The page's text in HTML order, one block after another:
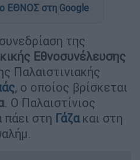
ΕΘΝΟΣ στη Google
της
Εθνοσυνέλευσης
Παλαιστινιακής
, ο οποίος βρίσκεται
. Ο Παλαιστίνιος
πάει στη Γάζα και στη